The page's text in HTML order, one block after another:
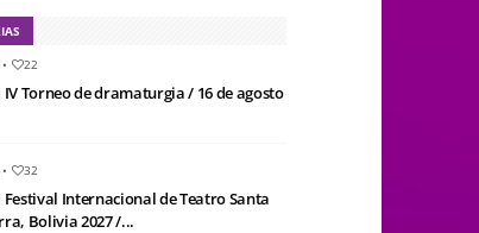
• 22
Torneo de dramaturgia / 16 de agosto
• 32
Internacional de Teatro Santa
Bolivia 2027 /...